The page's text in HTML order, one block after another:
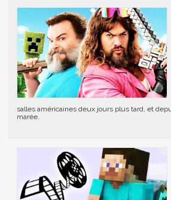
salles américaines deux jours plus tard, et
marée.